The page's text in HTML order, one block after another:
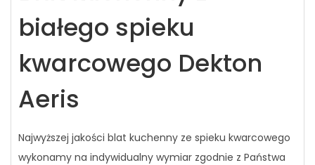
białego spieku
kwarcowego Dekton
Aeris
Najwyższej jakości blat kuchenny ze spieku kwarcowego
wykonamy na indywidualny wymiar zgodnie z Państwa